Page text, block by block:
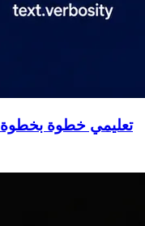
دليل استخدام OpenAI GPT-5.5: تعليمي خطوة بخطوة